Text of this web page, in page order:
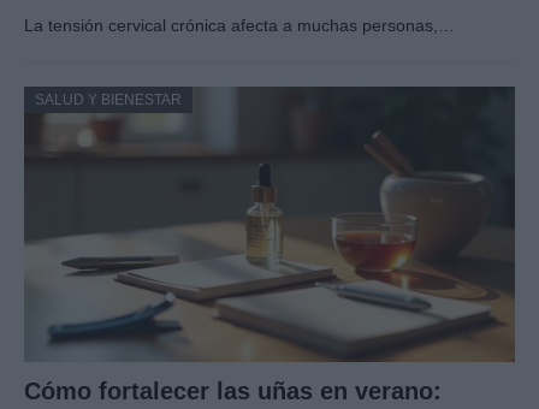
La tensión cervical crónica afecta a muchas personas,…
SALUD Y BIENESTAR
Cómo fortalecer las uñas en verano: